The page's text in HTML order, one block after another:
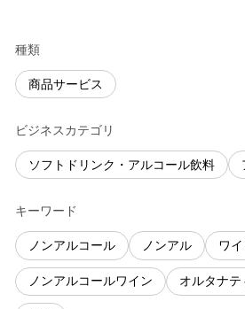
種類
商品サービス
ビジネスカテゴリ
ソフトドリンク・アルコール飲料
キーワード
ノンアルコール ノンアル ワイ
ノンアルコールワイン オルタナテ